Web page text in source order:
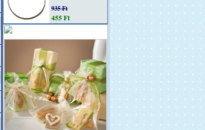
935 Ft
455 Ft